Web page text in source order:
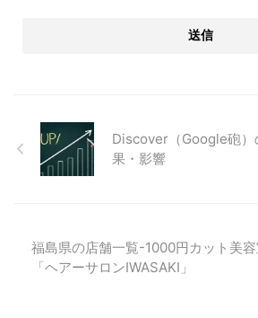
Discover（Google砲）
果・影響
福島県の店舗一覧-1000円カット美
「ヘアーサロンIWASAKI」